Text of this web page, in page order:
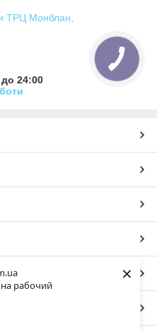
рабочий
×
ТРЦ Монблан,
24:00